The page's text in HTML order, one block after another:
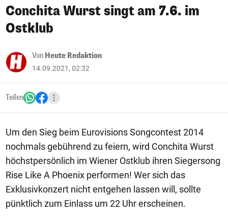
Conchita Wurst singt am 7.6. im
Ostklub
Von Heute Redaktion
14.09.2021, 02:32
Teilen
Um den Sieg beim Eurovisions Songcontest 2014
nochmals gebührend zu feiern, wird Conchita Wurst
höchstpersönlich im Wiener Ostklub ihren Siegersong
Rise Like A Phoenix performen! Wer sich das
Exklusivkonzert nicht entgehen lassen will, sollte
pünktlich zum Einlass um 22 Uhr erscheinen.